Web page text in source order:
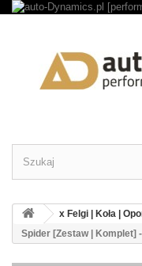
x Felgi | Koła |
Spider [Zestaw | Komplet]